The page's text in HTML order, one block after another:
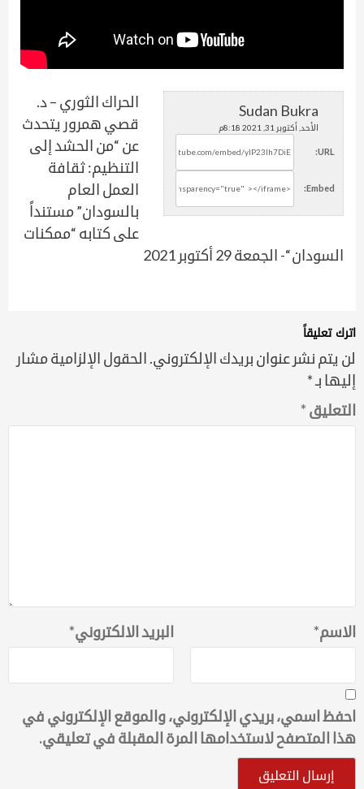
Sudan Bukra
الأحد, أكتوبر 31, 2021 8:18م
URL:
Embed:
الحراك الثوري – د.
قصي همرور يتحدث
عن “من الحشد إلى
التنظيم: ثقافة
العمل العام
بالسودان” مستنداً
على كتابه “ممكنات
السودان “- الجمعة 29 أكتوبر 2021
اترك تعليقاً
لن يتم نشر عنوان بريدك الإلكتروني. الحقول الإلزامية مشار
إليها بـ*
التعليق *
الاسم* البريد الالكتروني*
احفظ اسمي، بريدي الإلكتروني، والموقع الإلكتروني في
هذا المتصفح لاستخدامها المرة المقبلة في تعليقي.